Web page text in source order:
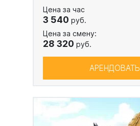
Цена за час
3 540 руб.
Цена за смену:
28 320 руб.
АРЕНДОВАТЬ